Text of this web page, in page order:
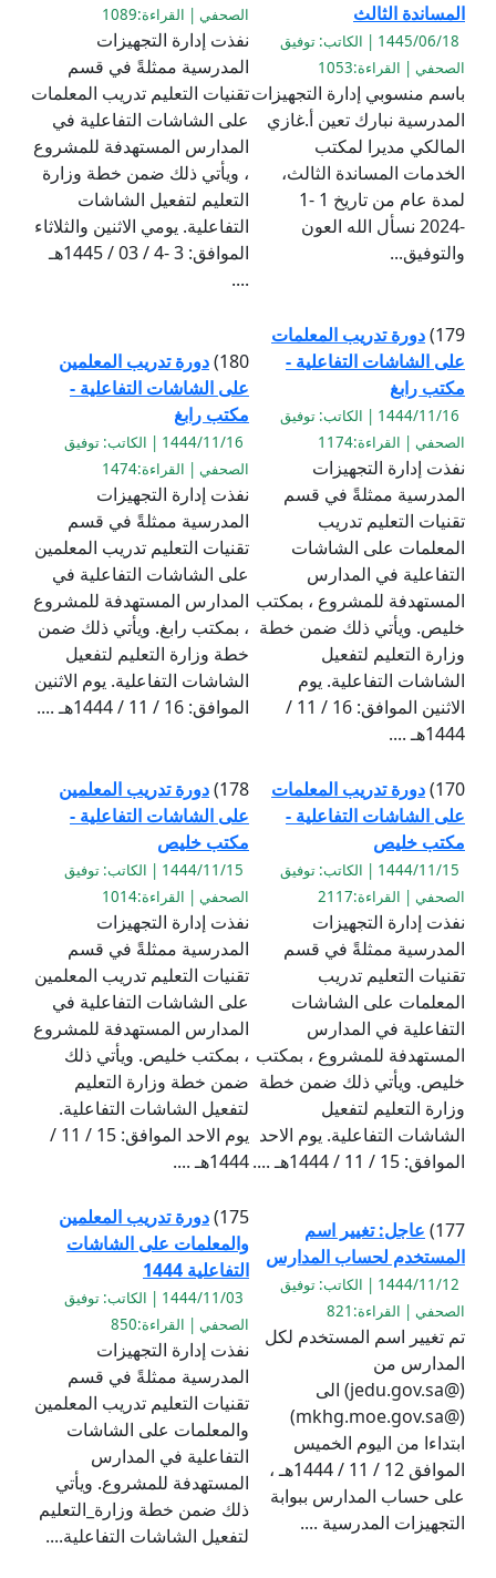
المساندة الثالث
1445/06/18 | الكاتب: توفيق
الصحفي | القراءة:1053
باسم منسوبي إدارة التجهيزات
المدرسية نبارك تعين أ.غازي
المالكي مديرا لمكتب
الخدمات المساندة الثالث،
لمدة عام من تاريخ 1 -1
-2024 نسأل الله العون
والتوفيق...
الصحفي | القراءة:1089
نفذت إدارة التجهيزات
المدرسية ممثلةً في قسم
تقنيات التعليم تدريب المعلمات
على الشاشات التفاعلية في
المدارس المستهدفة للمشروع
، ويأتي ذلك ضمن خطة وزارة
التعليم لتفعيل الشاشات
التفاعلية. يومي الاثنين والثلاثاء
الموافق: 3 -4 / 03 / 1445هـ
....
179) دورة تدريب المعلمات
على الشاشات التفاعلية -
مكتب رابغ
1444/11/16 | الكاتب: توفيق
الصحفي | القراءة:1174
نفذت إدارة التجهيزات
المدرسية ممثلةً في قسم
تقنيات التعليم تدريب
المعلمات على الشاشات
التفاعلية في المدارس
المستهدفة للمشروع ، بمكتب
خليص. ويأتي ذلك ضمن خطة
وزارة التعليم لتفعيل
الشاشات التفاعلية. يوم
الاثنين الموافق: 16 / 11 /
1444هـ ....
180) دورة تدريب المعلمين
على الشاشات التفاعلية -
مكتب رابغ
1444/11/16 | الكاتب: توفيق
الصحفي | القراءة:1474
نفذت إدارة التجهيزات
المدرسية ممثلةً في قسم
تقنيات التعليم تدريب المعلمين
على الشاشات التفاعلية في
المدارس المستهدفة للمشروع
، بمكتب رابغ. ويأتي ذلك ضمن
خطة وزارة التعليم لتفعيل
الشاشات التفاعلية. يوم الاثنين
الموافق: 16 / 11 / 1444هـ ....
170) دورة تدريب المعلمات
على الشاشات التفاعلية -
مكتب خليص
1444/11/15 | الكاتب: توفيق
الصحفي | القراءة:2117
نفذت إدارة التجهيزات
المدرسية ممثلةً في قسم
تقنيات التعليم تدريب
المعلمات على الشاشات
التفاعلية في المدارس
المستهدفة للمشروع ، بمكتب
خليص. ويأتي ذلك ضمن خطة
وزارة التعليم لتفعيل
الشاشات التفاعلية. يوم الاحد
الموافق: 15 / 11 / 1444هـ ....
178) دورة تدريب المعلمين
على الشاشات التفاعلية -
مكتب خليص
1444/11/15 | الكاتب: توفيق
الصحفي | القراءة:1014
نفذت إدارة التجهيزات
المدرسية ممثلةً في قسم
تقنيات التعليم تدريب المعلمين
على الشاشات التفاعلية في
المدارس المستهدفة للمشروع
، بمكتب خليص. ويأتي ذلك
ضمن خطة وزارة التعليم
لتفعيل الشاشات التفاعلية.
يوم الاحد الموافق: 15 / 11 /
1444هـ ....
177) عاجل: تغيير اسم
المستخدم لحساب المدارس
1444/11/12 | الكاتب: توفيق
الصحفي | القراءة:821
تم تغيير اسم المستخدم لكل
المدارس من
(@jedu.gov.sa) الى
(@mkhg.moe.gov.sa)
ابتداءا من اليوم الخميس
الموافق 12 / 11 / 1444هـ ،
على حساب المدارس ببوابة
التجهيزات المدرسية ....
175) دورة تدريب المعلمين
والمعلمات على الشاشات
التفاعلية 1444
1444/11/03 | الكاتب: توفيق
الصحفي | القراءة:850
نفذت إدارة التجهيزات
المدرسية ممثلةً في قسم
تقنيات التعليم تدريب المعلمين
والمعلمات على الشاشات
التفاعلية في المدارس
المستهدفة للمشروع. ويأتي
ذلك ضمن خطة وزارة_التعليم
لتفعيل الشاشات التفاعلية....